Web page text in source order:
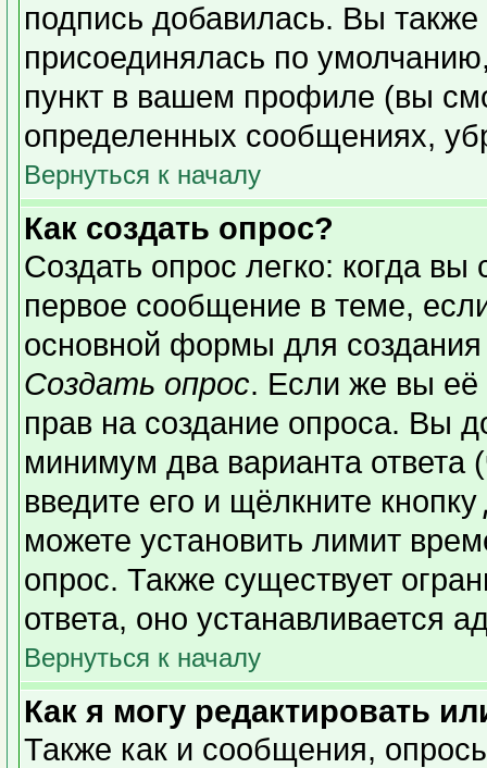
подпись добавилась. Вы
присоединялась по
пункт в вашем профиле (вы
определенных сообщениях,
Вернуться к началу
Как создать опрос?
Создать опрос легко: когда вы
первое сообщение в теме,
основной формы для
Создать опрос. Если же вы её
прав на создание опроса. Вы
минимум два варианта ответа
введите его и щёлкните кнопку
можете установить лимит
опрос. Также существует
ответа, оно устанавливается
Вернуться к началу
Как я могу редактировать
Также как и сообщения,